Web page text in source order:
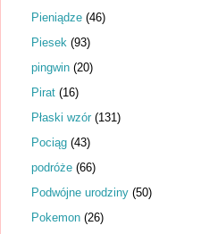
Pieniądze (46)
Piesek (93)
pingwin (20)
Pirat (16)
Płaski wzór (131)
Pociąg (43)
podróże (66)
Podwójne urodziny (50)
Pokemon (26)